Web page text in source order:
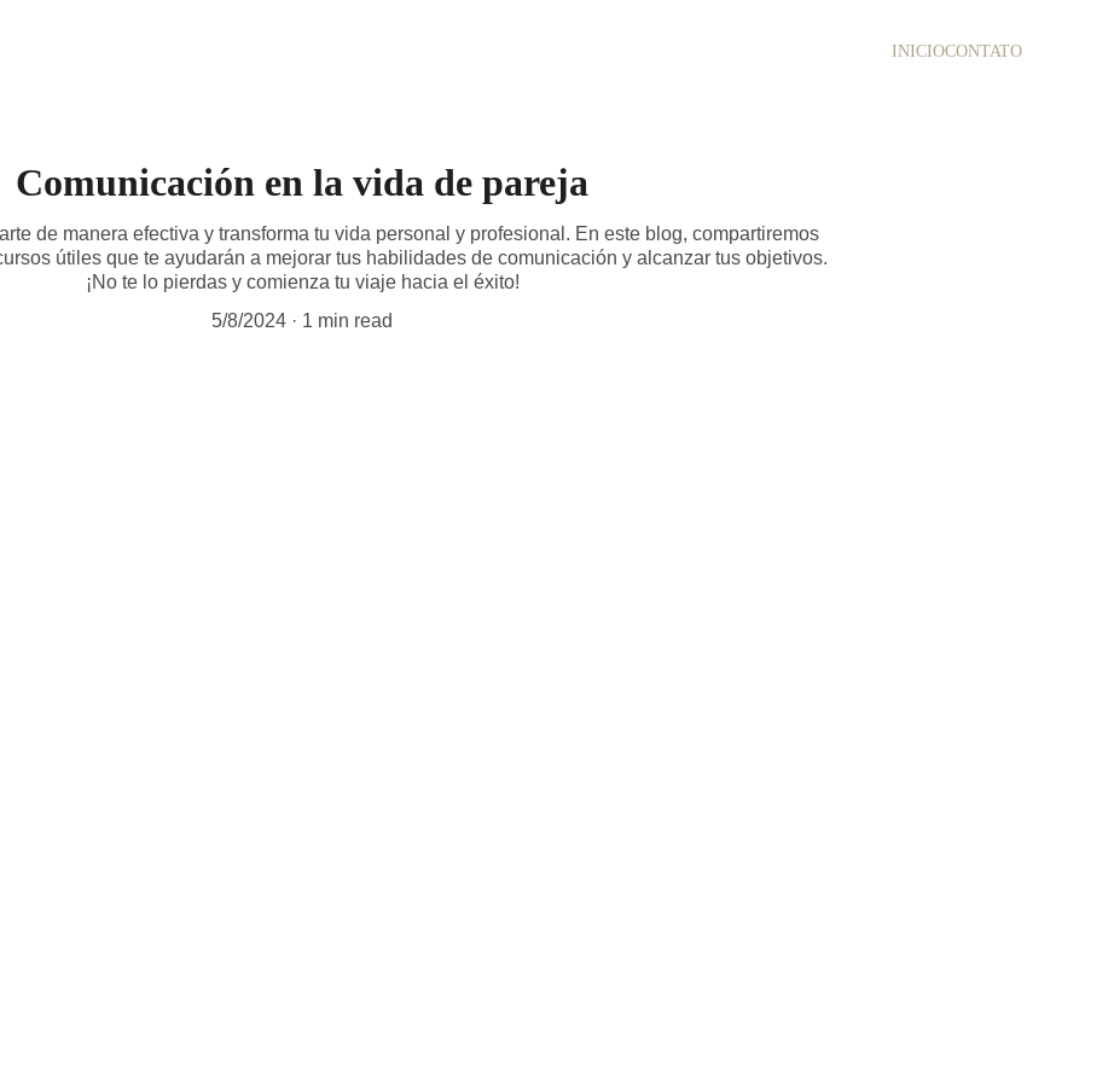
INICIOCONTATO
Comunicación en la vida de pareja
de manera efectiva y transforma tu vida personal y profesional. En este blog, compartiremos
útiles que te ayudarán a mejorar tus habilidades de comunicación y alcanzar tus objetivos.
¡No te lo pierdas y comienza tu viaje hacia el éxito!
5/8/2024
1 min read